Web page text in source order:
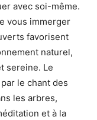
avec soi-même.
vous immerger
favorisent
naturel,
sereine. Le
le chant des
les arbres,
et à la